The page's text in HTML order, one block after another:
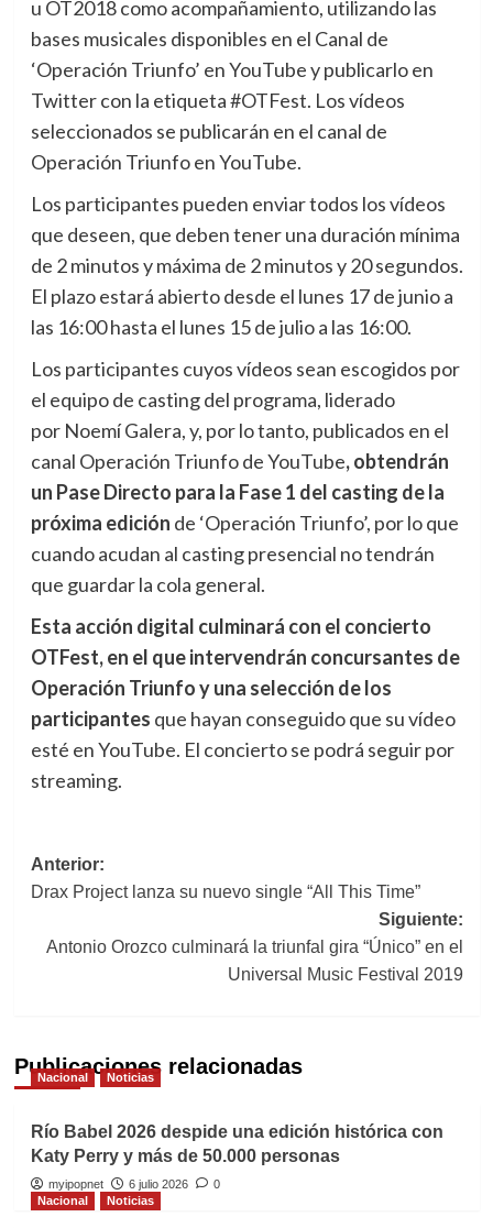
u OT2018 como acompañamiento, utilizando las
bases musicales disponibles en el Canal de
‘Operación Triunfo’ en YouTube y publicarlo en
Twitter con la etiqueta #OTFest. Los vídeos
seleccionados se publicarán en el canal de
Operación Triunfo en YouTube.
Los participantes pueden enviar todos los vídeos
que deseen, que deben tener una duración mínima
de 2 minutos y máxima de 2 minutos y 20 segundos.
El plazo estará abierto desde el lunes 17 de junio a
las 16:00 hasta el lunes 15 de julio a las 16:00.
Los participantes cuyos vídeos sean escogidos por
el equipo de casting del programa, liderado
por Noemí Galera, y, por lo tanto, publicados en el
canal Operación Triunfo de YouTube, obtendrán
un Pase Directo para la Fase 1 del casting de la
próxima edición de ‘Operación Triunfo’, por lo que
cuando acudan al casting presencial no tendrán
que guardar la cola general.
Esta acción digital culminará con el concierto
OTFest, en el que intervendrán concursantes de
Operación Triunfo y una selección de los
participantes que hayan conseguido que su vídeo
esté en YouTube. El concierto se podrá seguir por
streaming.
Navegación
de
entradas
Anterior:
Drax Project lanza su nuevo single “All This Time”
Siguiente:
Antonio Orozco culminará la triunfal gira “Único” en el
Universal Music Festival 2019
Publicaciones relacionadas
Nacional Noticias
Río Babel 2026 despide una edición histórica con
Katy Perry y más de 50.000 personas
myipopnet 6 julio 2026
0
Nacional
Noticias